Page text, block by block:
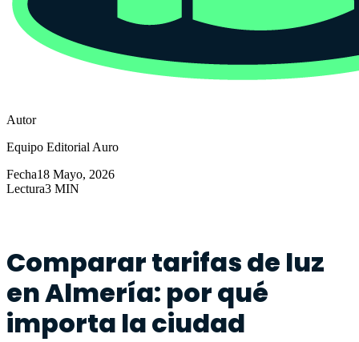
Autor
Equipo Editorial Auro
Fecha18 Mayo, 2026
Lectura3 MIN
Comparar tarifas de luz
en Almería: por qué
importa la ciudad